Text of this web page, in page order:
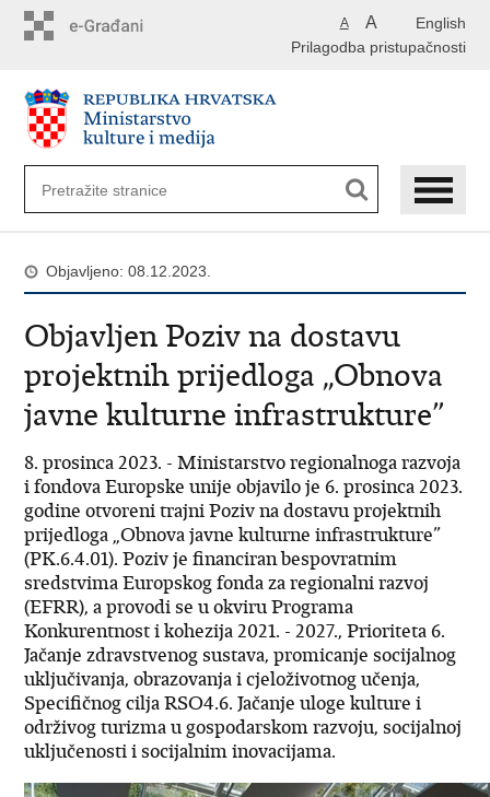
English
A A
Prilagodba pristupačnosti
Objavljeno: 08.12.2023.
Objavljen Poziv na dostavu
projektnih prijedloga „Obnova
javne kulturne infrastrukture”
8. prosinca 2023. - Ministarstvo regionalnoga razvoja
i fondova Europske unije objavilo je 6. prosinca 2023.
godine otvoreni trajni Poziv na dostavu projektnih
prijedloga „Obnova javne kulturne infrastrukture”
(PK.6.4.01). Poziv je financiran bespovratnim
sredstvima Europskog fonda za regionalni razvoj
(EFRR), a provodi se u okviru Programa
Konkurentnost i kohezija 2021. - 2027., Prioriteta 6.
Jačanje zdravstvenog sustava, promicanje socijalnog
uključivanja, obrazovanja i cjeloživotnog učenja,
Specifičnog cilja RSO4.6. Jačanje uloge kulture i
održivog turizma u gospodarskom razvoju, socijalnoj
uključenosti i socijalnim inovacijama.